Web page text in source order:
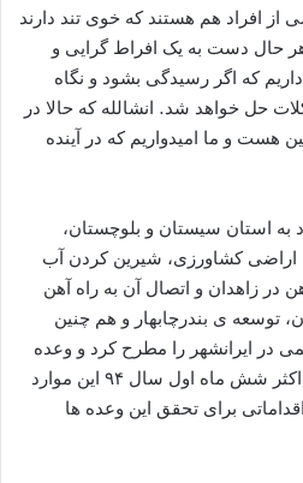
افراد هم هستند که خوی تند دارند
حال دست به یک افراط گرایی و
که اگر رسیدگی بشود و نگاه
حل خواهد شد. انشالله که حالا در
هست و ما امیدواریم که در آینده
به استان سیستان و بلوچستان،
اراضی کشاورزی، شیرین کردن آب
زاهدان و اتصال آن به راه آهن
توسعه ی بندرچابهار و هم چنین
در ایرانشهر را مطرح کرد و وعده
داد که تا پایان سال ۹۳ و یا حداکثر شش ماه اول سال ۹۴ این موارد
برای تحقق این وعده ها